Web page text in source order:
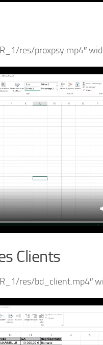
res/proxpsy.mp4″
Clients
res/bd_client.mp4″